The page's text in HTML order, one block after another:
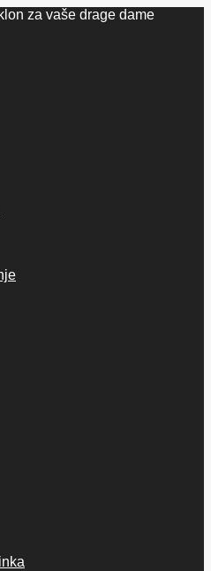
za vaše drage dame